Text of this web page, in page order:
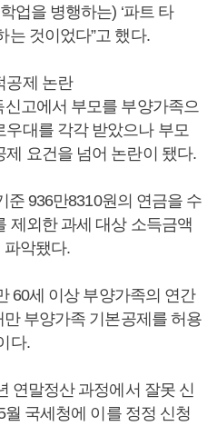
업을 병행하는) ‘파트 타
는 것이었다”고 했다.
공제 논란
신고에서 부모를 부양가족으
대를 각각 받았으나 부모
요건을 넘어 논란이 됐다.
준 936만8310원의 연금을 수
제외한 과세 대상 소득금액
파악됐다.
60세 이상 부양가족의 연간
부양가족 기본공제를 허용
다.
연말정산 과정에서 잘못 신
국세청에 이를 정정 신청